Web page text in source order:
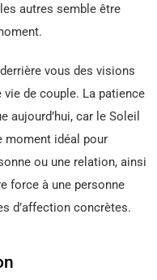
autres semble être
vous des visions
de couple. La patience
aujourd’hui, car le Soleil
moment idéal pour
ou une relation, ainsi
force à une personne
d’affection concrètes.